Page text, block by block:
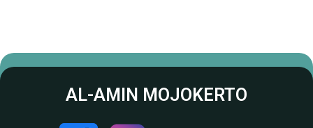
AL-AMIN MOJOKERTO